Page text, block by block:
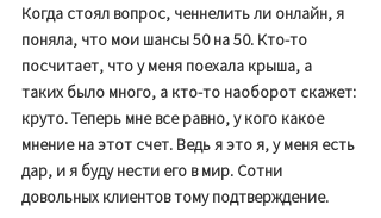
Когда стоял вопрос, ченнелить ли онлайн, я
поняла, что мои шансы 50 на 50. Кто-то
посчитает, что у меня поехала крыша, а
таких было много, а кто-то наоборот скажет:
круто. Теперь мне все равно, у кого какое
мнение на этот счет. Ведь я это я, у меня есть
дар, и я буду нести его в мир. Сотни
довольных клиентов тому подтверждение.